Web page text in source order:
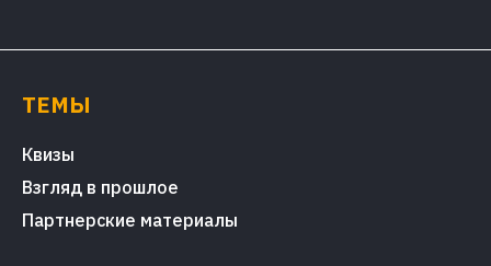
ТЕМЫ
Квизы
Взгляд в прошлое
Партнерские материалы